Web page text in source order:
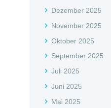
Dezember 2025
November 2025
Oktober 2025
September 2025
Juli 2025
Juni 2025
Mai 2025